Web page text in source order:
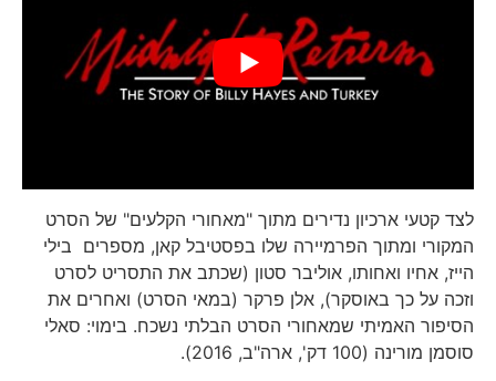
לצד קטעי ארכיון נדירים מתוך "מאחורי הקלעים" של הסרט
המקורי ומתוך הפרמיירה שלו בפסטיבל קאן, מספרים בילי
הייז, אחיו ואחותו, אוליבר סטון (שכתב את התסריט לסרט
וזכה על כך באוסקר), אלן פרקר (במאי הסרט) ואחרים את
הסיפור האמיתי שמאחורי הסרט הבלתי נשכח. בימוי: סאלי
סוסמן מורינה (100 דק', ארה"ב, 2016).